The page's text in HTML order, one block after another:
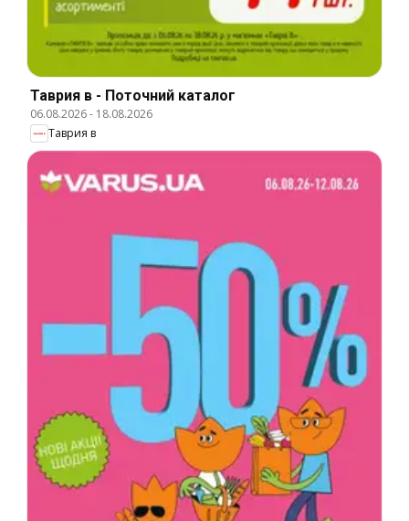
Таврия в - Поточний каталог
06.08.2026- 18.08.2026
Таврия в